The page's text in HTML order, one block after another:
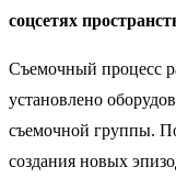
соцсетях
Съемочный процесс
установлено
съемочной группы.
создания новых